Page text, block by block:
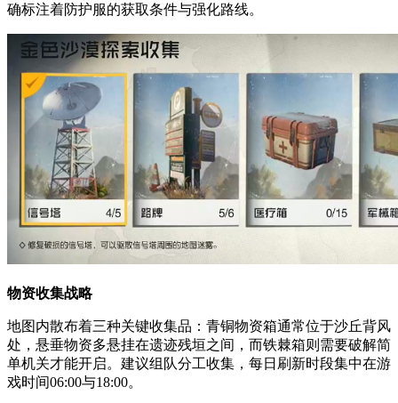
确标注着防护服的获取条件与强化路线。
物资收集战略
地图内散布着三种关键收集品：青铜物资箱通常位于沙丘背风
处，悬垂物资多悬挂在遗迹残垣之间，而铁棘箱则需要破解简
单机关才能开启。建议组队分工收集，每日刷新时段集中在游
戏时间06:00与18:00。